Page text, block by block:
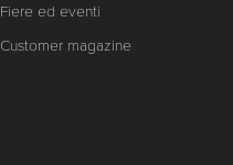
Fiere ed eventi
Customer magazine